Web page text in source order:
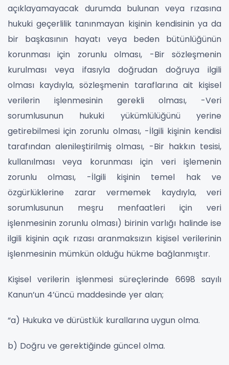
açıklayamayacak durumda bulunan veya rızasına
hukuki geçerlilik tanınmayan kişinin kendisinin ya da
bir başkasının hayatı veya beden bütünlüğünün
korunması için zorunlu olması, -Bir sözleşmenin
kurulması veya ifasıyla doğrudan doğruya ilgili
olması kaydıyla, sözleşmenin taraflarına ait kişisel
verilerin işlenmesinin gerekli olması, -Veri
sorumlusunun hukuki yükümlülüğünü yerine
getirebilmesi için zorunlu olması, -İlgili kişinin kendisi
tarafından alenileştirilmiş olması, -Bir hakkın tesisi,
kullanılması veya korunması için veri işlemenin
zorunlu olması, -İlgili kişinin temel hak ve
özgürlüklerine zarar vermemek kaydıyla, veri
sorumlusunun meşru menfaatleri için veri
işlenmesinin zorunlu olması) birinin varlığı halinde ise
ilgili kişinin açık rızası aranmaksızın kişisel verilerinin
işlenmesinin mümkün olduğu hükme bağlanmıştır.
Kişisel verilerin işlenmesi süreçlerinde 6698 sayılı
Kanun’un 4’üncü maddesinde yer alan;
“a) Hukuka ve dürüstlük kurallarına uygun olma.
b) Doğru ve gerektiğinde güncel olma.